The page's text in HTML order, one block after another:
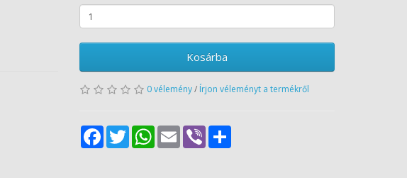
Kosárba
0 vélemény/ Írjon véleményt a termékről
FacebookTwitter WhatsApp
Email Viber